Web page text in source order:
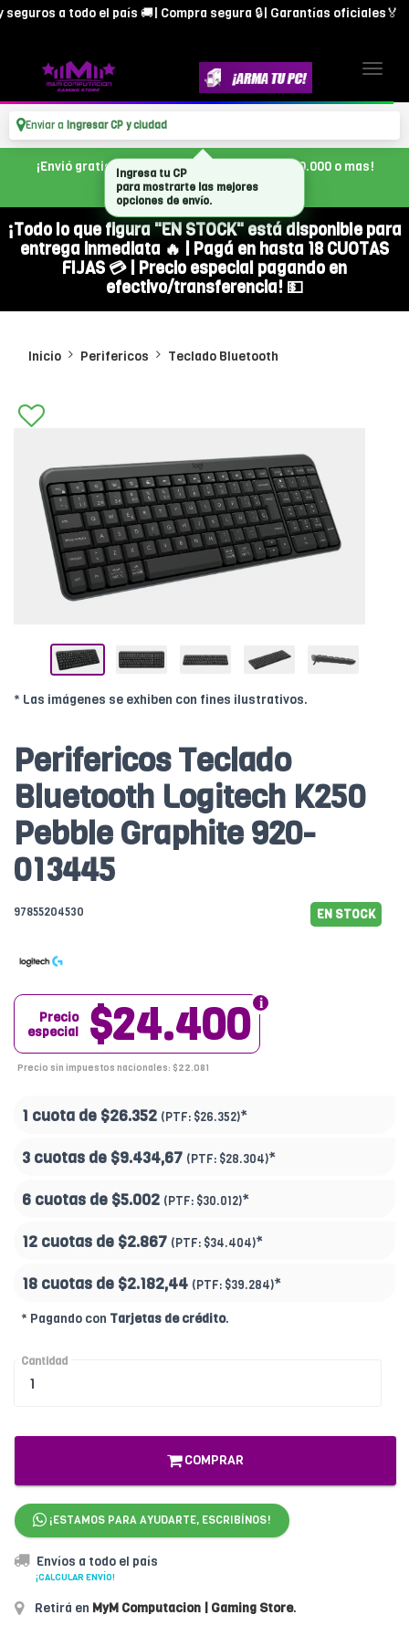
a todo el país 🚚| Compra segura 🔒| Garantías oficiales🏅
Enviar a Ingresar CP y ciudad
¡Envió gratis en CABA, con tu compra de $300.000 o mas!
¡Todo lo que figura "EN STOCK" está disponible para
entrega inmediata 🔥 | Pagá en hasta 18 CUOTAS
FIJAS 💳 | Precio especial pagando en
efectivo/transferencia! 💵
Inicio Perifericos Teclado Bluetooth
* Las imágenes se exhiben con fines ilustrativos.
Perifericos Teclado
Bluetooth Logitech K250
Pebble Graphite 920-
013445
97855204530 EN STOCK
$24.400
Precio
especial
Precio sin impuestos nacionales: $22.081
1 cuota de $26.352 (PTF: $26.352)*
3 cuotas de $9.434,67 (PTF: $28.304)*
6 cuotas de $5.002 (PTF: $30.012)*
12 cuotas de $2.867 (PTF: $34.404)*
18 cuotas de $2.182,44 (PTF: $39.284)*
* Pagando con Tarjetas de crédito.
Cantidad
COMPRAR
¡ESTAMOS PARA AYUDARTE, ESCRIBÍNOS!
Envíos a todo el país
¡CALCULAR ENVÍO!
Retirá en MyM Computacion | Gaming Store.
Ingresa tu CP
para mostrarte las mejores
opciones de envío.